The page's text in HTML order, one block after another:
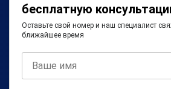
бесплатную
Оставьте свой номер и наш специалист
ближайшее время